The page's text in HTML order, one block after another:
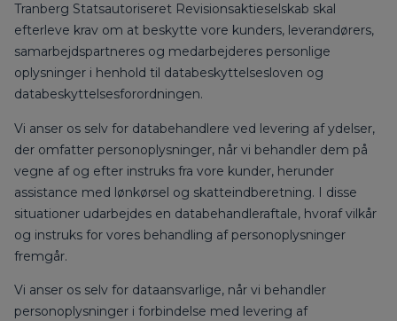
Tranberg Statsautoriseret Revisionsaktieselskab skal
efterleve krav om at beskytte vore kunders, leverandørers,
samarbejdspartneres og medarbejderes personlige
oplysninger i henhold til databeskyttelsesloven og
databeskyttelsesforordningen.
Vi anser os selv for databehandlere ved levering af ydelser,
der omfatter personoplysninger, når vi behandler dem på
vegne af og efter instruks fra vore kunder, herunder
assistance med lønkørsel og skatteindberetning. I disse
situationer udarbejdes en databehandleraftale, hvoraf vilkår
og instruks for vores behandling af personoplysninger
fremgår.
Vi anser os selv for dataansvarlige, når vi behandler
personoplysninger i forbindelse med levering af